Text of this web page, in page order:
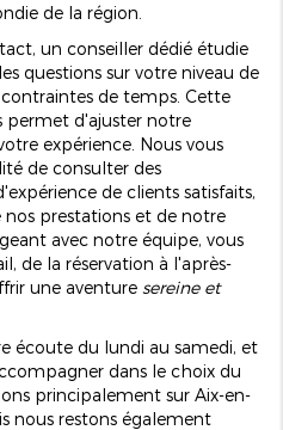
de la région.
un conseiller dédié étudie
questions sur votre niveau de
de temps. Cette
permet d'ajuster notre
expérience. Nous vous
de consulter des
de clients satisfaits,
prestations et de notre
avec notre équipe, vous
de la réservation à l'après-
une aventure sereine et
écoute du lundi au samedi, et
dans le choix du
principalement sur Aix-en-
nous restons également